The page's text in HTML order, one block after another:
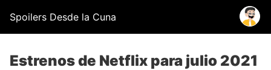
Spoilers Desde la Cuna
Estrenos de Netflix para julio 2021